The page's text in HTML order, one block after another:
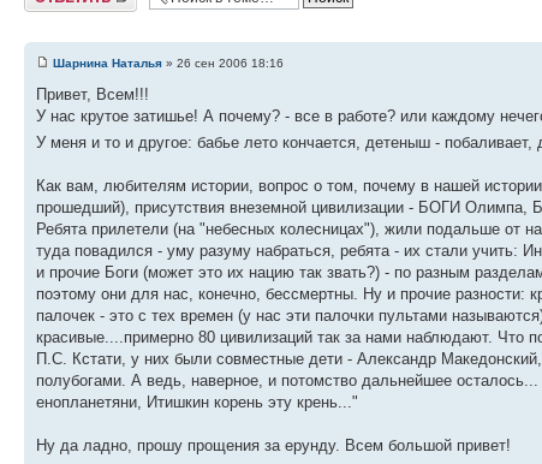
Шарнина Наталья » 26 сен 2006 18:16
Привет, Всем!!!
У нас крутое затишье! А почему? - все в работе? или каждому
У меня и то и другое: бабье лето кончается, детеныш -
Как вам, любителям истории, вопрос о том, почему в нашей
прошедший), присутствия внеземной цивилизации - БОГИ Олимпа,
Ребята прилетели (на "небесных колесницах"), жили подальше от
туда повадился - уму разуму набраться, ребята - их стали учить:
и прочие Боги (может это их нацию так звать?) - по разным
поэтому они для нас, конечно, бессмертны. Ну и прочие разности:
палочек - это с тех времен (у нас эти палочки пультами
красивые....примерно 80 цивилизаций так за нами наблюдают. Что
П.С. Кстати, у них были совместные дети - Александр
полубогами. А ведь, наверное, и потомство дальнейшее
енопланетяни, Итишкин корень эту крень..."
Ну да ладно, прошу прощения за ерунду. Всем большой привет!